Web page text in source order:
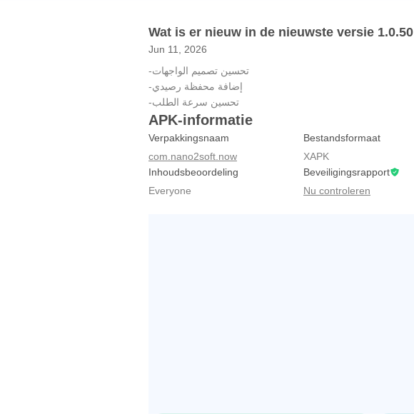
Wat is er nieuw in de nieuwste versie 1.0.50
Jun 11, 2026
-تحسين تصميم الواجهات
-إضافة محفظة رصيدي
-تحسين سرعة الطلب
APK-informatie
Verpakkingsnaam
com.nano2soft.now
Bestandsformaat
XAPK
Inhoudsbeoordeling
Everyone
Beveiligingsrapport
Nu controleren